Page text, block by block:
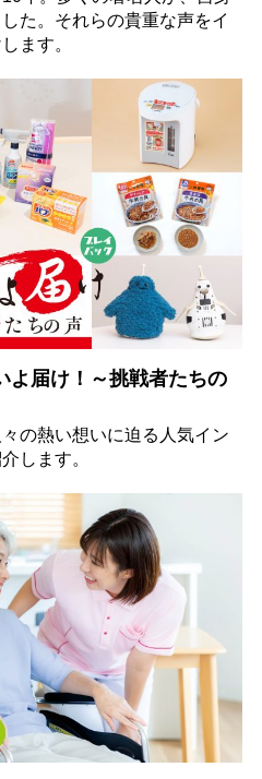
た。それらの貴重な声をイ
ます。
よ届け！～挑戦者たちの
の熱い想いに迫る人気イン
します。